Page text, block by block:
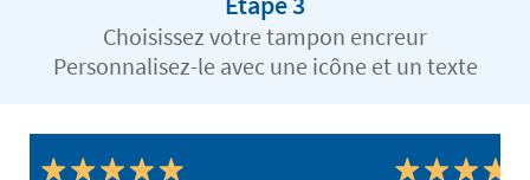
Choisissez votre tampon encreur
Personnalisez-le avec une icône et un texte